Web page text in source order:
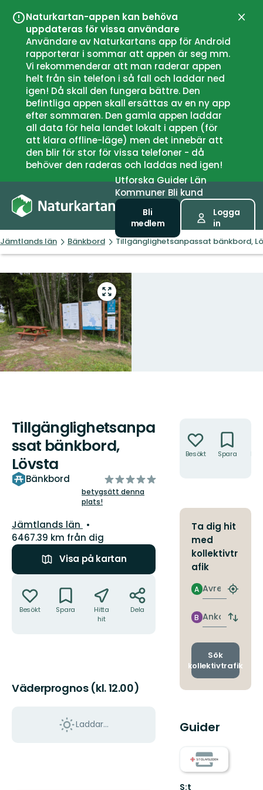
Naturkartan-appen kan behöva
uppdateras för vissa användare
Användare av Naturkartans app för Android
rapporterar i sommar att appen är seg mm.
Vi rekommenderar att man raderar appen
helt från sin telefon i så fall och laddar ned
igen! Då skall den fungera bättre. Den
befintliga appen skall ersättas av en ny app
efter sommaren. Den gamla appen laddar
all data för hela landet lokalt i appen (för
att klara offline-läge) men det innebär att
den blir för stor för vissa telefoner - då
behöver den raderas och laddas ned igen!
UtforskaGuiderLän
Kommuner Bli kund
Bli
medlem
Logga
in
Jämtlands län Bänkbord Tillgänglighetsanpassat bänkbord,
Gå
till
helskärmsläge
Tillgänglighetsanpa
ssat bänkbord,
Lövsta
Bänkbord
av
5
stjärnor
betygsätt denna
plats!
Län:
Jämtlands län
6467.39 km från dig
Visa på kartan
Besökt Spara
Hitta
hit
Dela
Väderprognos (kl. 12.00)
Laddar...
Besökt Spara
Ta dig hit
med
kollektivtr
afik
Avresa
A
Hitta
Ankomst
B
Byt
och
Sök
kollektivtrafik
Guider
S:t